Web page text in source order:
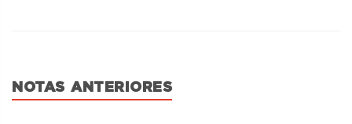
NOTAS ANTERIORES